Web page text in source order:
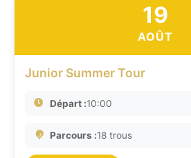
19
AOÛT
Junior Summer Tour
Départ :10:00
Parcours :18 trous